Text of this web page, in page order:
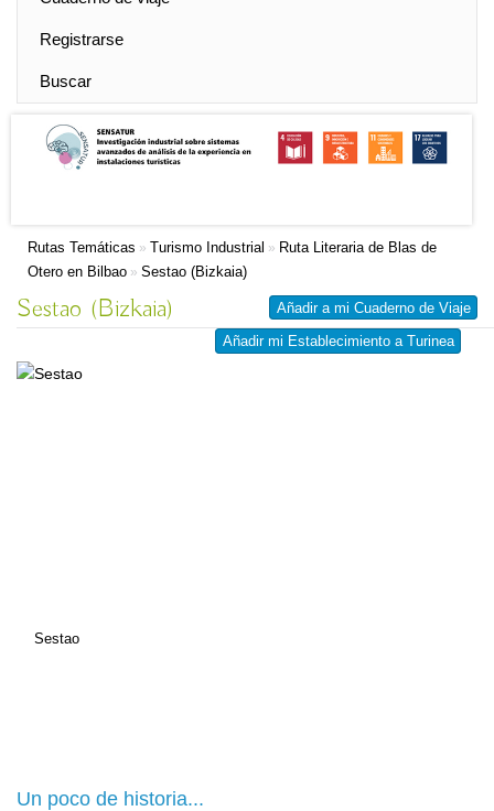
Registrarse
Buscar
Rutas Temáticas » Turismo Industrial » Ruta Literaria de Blas de
Otero en Bilbao » Sestao (Bizkaia)
Añadir a mi Cuaderno de Viaje
Añadir mi Establecimiento a Turinea
Sestao (Bizkaia)
Sestao
Un poco de historia...